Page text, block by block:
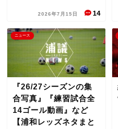
2026年7月15日 14
ニュース
『26/27シーズンの集
合写真』『練習試合全
14ゴール動画』など
【浦和レッズネタまと